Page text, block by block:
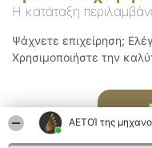
ΑΕΤΟΊ της
Η κατάταξη
Ψάχνετε επιχείρηση;
Χρησιμοποιήστε την